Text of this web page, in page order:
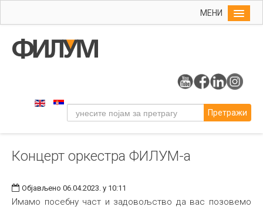
МЕНИ
Упис
Уметност
Музичка уметност
Претражи
Концерт оркестра ФИЛУМ-а
Објављено 06.04.2023. у 10:11
Имамо посебну част и задовољство да вас позовемо